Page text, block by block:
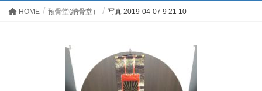
HOME 預骨堂(納骨堂） 写真 2019-04-07 9 21 10